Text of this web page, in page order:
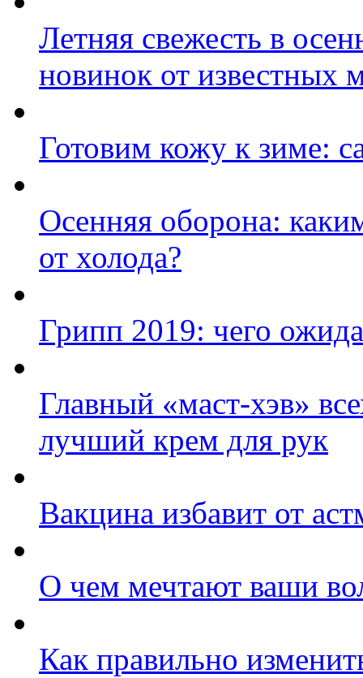
Летняя свежесть в
новинок от известных
Готовим кожу к зиме:
Осенняя оборона:
от холода?
Грипп 2019: чего
Главный «маст-хэв»
лучший крем для рук
Вакцина избавит от
О чем мечтают ваши
Как правильно